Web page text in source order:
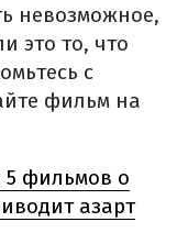
невозможное,
это то, что
с
фильм на
5 фильмов о
азарт